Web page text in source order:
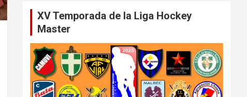
XV Temporada de la Liga Hockey
Master